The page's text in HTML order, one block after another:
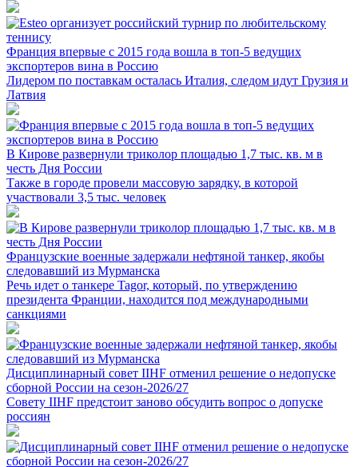
Франция впервые с 2015 года вошла в топ-5 ведущих
экспортеров вина в Россию
Лидером по поставкам осталась Италия, следом идут Грузия и
Латвия
В Кирове развернули триколор площадью 1,7 тыс. кв. м в
честь Дня России
Также в городе провели массовую зарядку, в которой
участвовали 3,5 тыс. человек
Французские военные задержали нефтяной танкер, якобы
следовавший из Мурманска
Речь идет о танкере Tagor, который, по утверждению
президента Франции, находится под международными
санкциями
Дисциплинарный совет IIHF отменил решение о недопуске
сборной России на сезон-2026/27
Совету IIHF предстоит заново обсудить вопрос о допуске
россиян